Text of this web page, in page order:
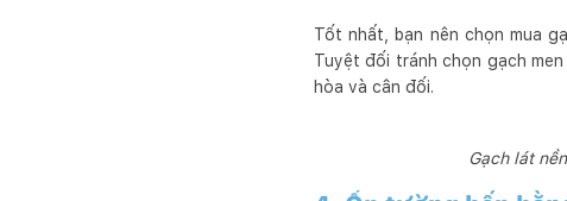
Tốt nhất, bạn nên chọn mua
Tuyệt đối tránh chọn gạch
hòa và cân đối.
Gạch lát